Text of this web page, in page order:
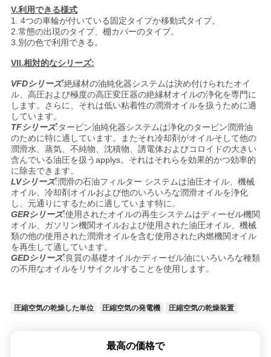
図
PRIVACY
POLICY
V.利用できる様式
1. 4つの車輪が付いている固定タイプか移動式タイプ。
2.常態の出現のタイプ、棚カバーのタイプ。
3.別の色で利用できる。
VII.相対的なシリーズ:
VFDシリーズ:絶縁材の油純化器システムは決め付けられたオイ
ル、高圧および極度の高圧変圧器の絶縁材オイルの浄化を専門に
します。さらに、それは低い粘着性の潤滑オイルを扱うために適
しています。
TFシリーズ:タービン油純化器システムは浄化のタービン潤滑油
のために特に適しています。またそれ冷却剤がオイルそして他の
潤滑水、蒸気、不純物、沈積物、誘電体およびコロイドの大きい
含んでいる油圧を扱うapplys。それはそれらを効果的かつ効率的
に除去できます。
LVシリーズ:潤滑の石油フィルター システムは油圧オイル、機械
オイル、冷却剤オイルおよび他のいろいろな潤滑オイルを浄化
し、元通りにするために適しています特に。
GERシリーズ:使用されたオイルの再生システムはディーゼル機関
オイル、ガソリン機関オイルおよび使用された油圧オイル、機械
類の他の使用された潤滑オイルを含む使用された内燃機関オイル
を再生して適しています。
GEDシリーズ:良質の基礎オイルかディーゼル油にいろいろな種類
の不用なオイルをリサイクルすることを使用します。
圧縮空気の乾燥した単位 圧縮空気の発電機 圧縮空気の乾燥装置
最高の価格で